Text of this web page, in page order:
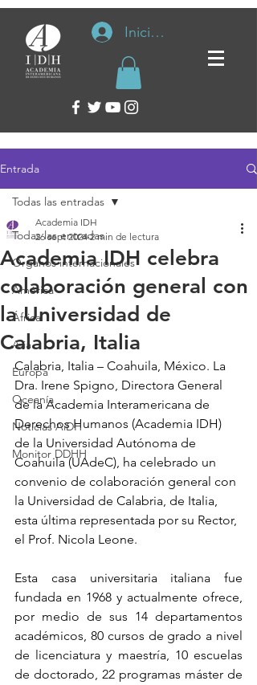
Iniciar sesión
Entrada
Todas las entradas
Organos internacionales
América
África
Asia
Europa
Oceanía
Noticias AiDH
Monitor DDHH
Todas las entradas
Academia IDH celebra
colaboración general con
la Universidad de
Calabria, Italia
Academia IDH
26 sept 2024 2 min de lectura
Calabria, Italia – Coahuila, México. La
Dra. Irene Spigno, Directora General
de la Academia Interamericana de
Derechos Humanos (Academia IDH)
de la Universidad Autónoma de
Coahuila (UAdeC), ha celebrado un
convenio de colaboración general con
la Universidad de Calabria, de Italia,
esta última representada por su Rector,
el Prof. Nicola Leone.
Esta casa universitaria italiana fue
fundada en 1968 y actualmente ofrece,
por medio de sus 14 departamentos
académicos, 80 cursos de grado a nivel
de licenciatura y maestría, 10 escuelas
de doctorado, 22 programas máster de